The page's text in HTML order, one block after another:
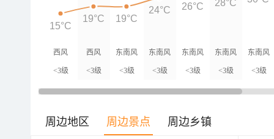
西风
<3级
西风
<3级
东南风
<3级
东南风
<3级
东南风
<3级
东南风
<3级
东南风
<3级
15°C
19°C 19°C
24°C 26°C 28°C
周边地区 周边景点 周边乡镇